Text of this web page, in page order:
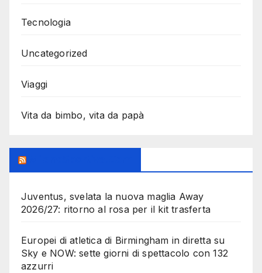
Tecnologia
Uncategorized
Viaggi
Vita da bimbo, vita da papà
Juventus, svelata la nuova maglia Away
2026/27: ritorno al rosa per il kit trasferta
Europei di atletica di Birmingham in diretta su
Sky e NOW: sette giorni di spettacolo con 132
azzurri